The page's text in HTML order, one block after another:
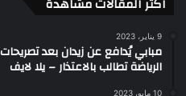
اكثر المقالات مشاهدة
9 يناير، 2023
مبابي يُدافع عن زيدان بعد
الرياضة تطالب بالاعتذار – يلا لايف
10 مايو، 2023